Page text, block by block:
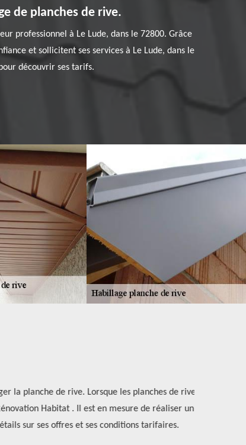
de planches de rive.
professionnel à Le Lude, dans le 72800. Grâce
et sollicitent ses services à Le Lude, dans le
découvrir ses tarifs.
la planche de rive. Lorsque les planches de rives
Habitat . Il est en mesure de réaliser un
sur ses offres et ses conditions tarifaires.